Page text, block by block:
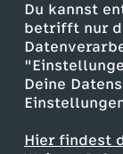
Du kannst
betrifft nur
Deine
Hier findest